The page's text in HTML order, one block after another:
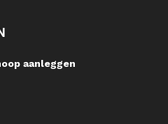
aanleggen